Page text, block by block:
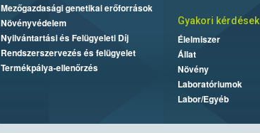
Mezőgazdasági genetikai erőforrások
Növényvédelem
Nyilvántartási és Felügyeleti Díj
Rendszerszervezés és felügyelet
Termékpálya-ellenőrzés
Gyakori kérdések
Élelmiszer
Állat
Növény
Laboratóriumok
Labor/Egyéb